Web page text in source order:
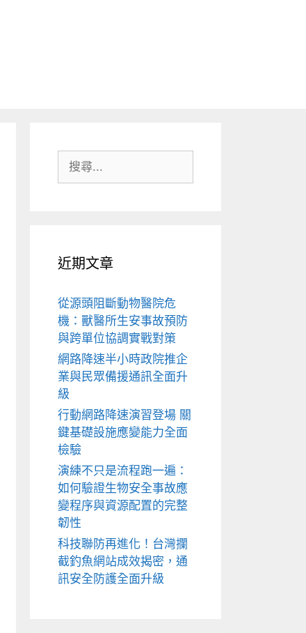
尋:
近期文章
從源頭阻斷動物醫院危
機：獸醫所生安事故預防
與跨單位協調實戰對策
網路降速半小時政院推企
業與民眾備援通訊全面升
級
行動網路降速演習登場 關
鍵基礎設施應變能力全面
檢驗
演練不只是流程跑一遍：
如何驗證生物安全事故應
變程序與資源配置的完整
韌性
科技聯防再進化！台灣攔
截釣魚網站成效揭密，通
訊安全防護全面升級